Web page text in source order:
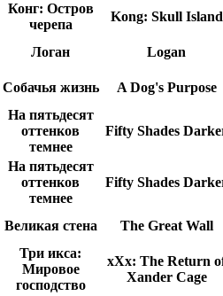
Конг: Остров
черепа
Kong: Skull Island
Логан
Logan
Собачья жизнь A Dog's Purpose
На пятьдесят
оттенков
темнее
Fifty Shades
На пятьдесят
оттенков
темнее
Fifty Shades
Великая стена The Great Wall
Три икса:
Мировое
господство
xXx: The Return
Xander Cage